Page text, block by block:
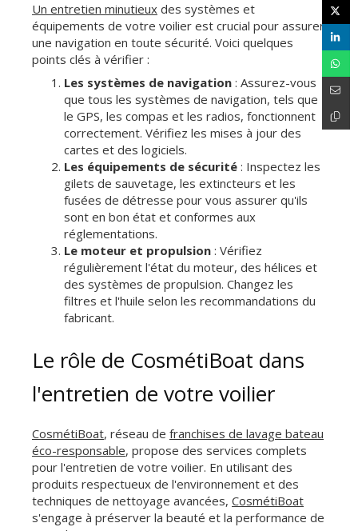
Un entretien minutieux des systèmes et
équipements de votre voilier est crucial pour assurer
une navigation en toute sécurité. Voici quelques
points clés à vérifier :
Les systèmes de navigation : Assurez-vous
que tous les systèmes de navigation, tels que
le GPS, les compas et les radios, fonctionnent
correctement. Vérifiez les mises à jour des
cartes et des logiciels.
Les équipements de sécurité : Inspectez les
gilets de sauvetage, les extincteurs et les
fusées de détresse pour vous assurer qu'ils
sont en bon état et conformes aux
réglementations.
Le moteur et propulsion : Vérifiez
régulièrement l'état du moteur, des hélices et
des systèmes de propulsion. Changez les
filtres et l'huile selon les recommandations du
fabricant.
Le rôle de CosmétiBoat dans
l'entretien de votre voilier
CosmétiBoat, réseau de franchises de lavage bateau
éco-responsable, propose des services complets
pour l'entretien de votre voilier. En utilisant des
produits respectueux de l'environnement et des
techniques de nettoyage avancées, CosmétiBoat
s'engage à préserver la beauté et la performance de